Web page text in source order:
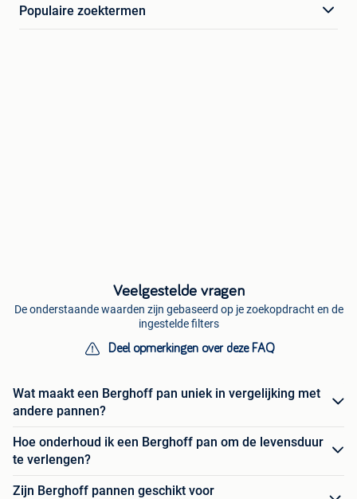
Populaire zoektermen
Veelgestelde vragen
De onderstaande waarden zijn gebaseerd op je zoekopdracht en de
ingestelde filters
Deel opmerkingen over deze FAQ
Wat maakt een Berghoff pan uniek in vergelijking met
andere pannen?
Hoe onderhoud ik een Berghoff pan om de levensduur
te verlengen?
Zijn Berghoff pannen geschikt voor